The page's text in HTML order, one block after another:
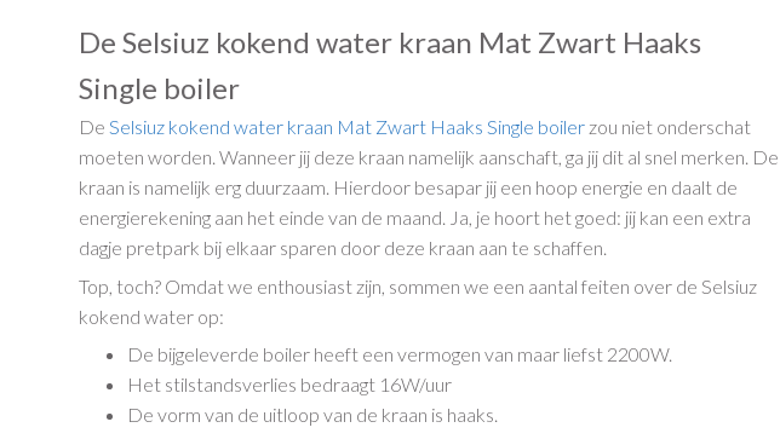
De Selsiuz kokend water kraan Mat Zwart Haaks
Single boiler
DeSelsiuz kokend water kraan Mat Zwart Haaks Single boiler zou niet onderschat
moeten worden. Wanneer jij deze kraan namelijk aanschaft, ga jij dit al snel merken. De
kraan is namelijk erg duurzaam. Hierdoor besapar jij een hoop energie en daalt de
energierekening aan het einde van de maand. Ja, je hoort het goed: jij kan een extra
dagje pretpark bij elkaar sparen door deze kraan aan te schaffen.
Top, toch? Omdat we enthousiast zijn, sommen we een aantal feiten over de Selsiuz
kokend water op:
De bijgeleverde boiler heeft een vermogen van maar liefst 2200W.
Het stilstandsverlies bedraagt 16W/uur
De vorm van de uitloop van de kraan is haaks.